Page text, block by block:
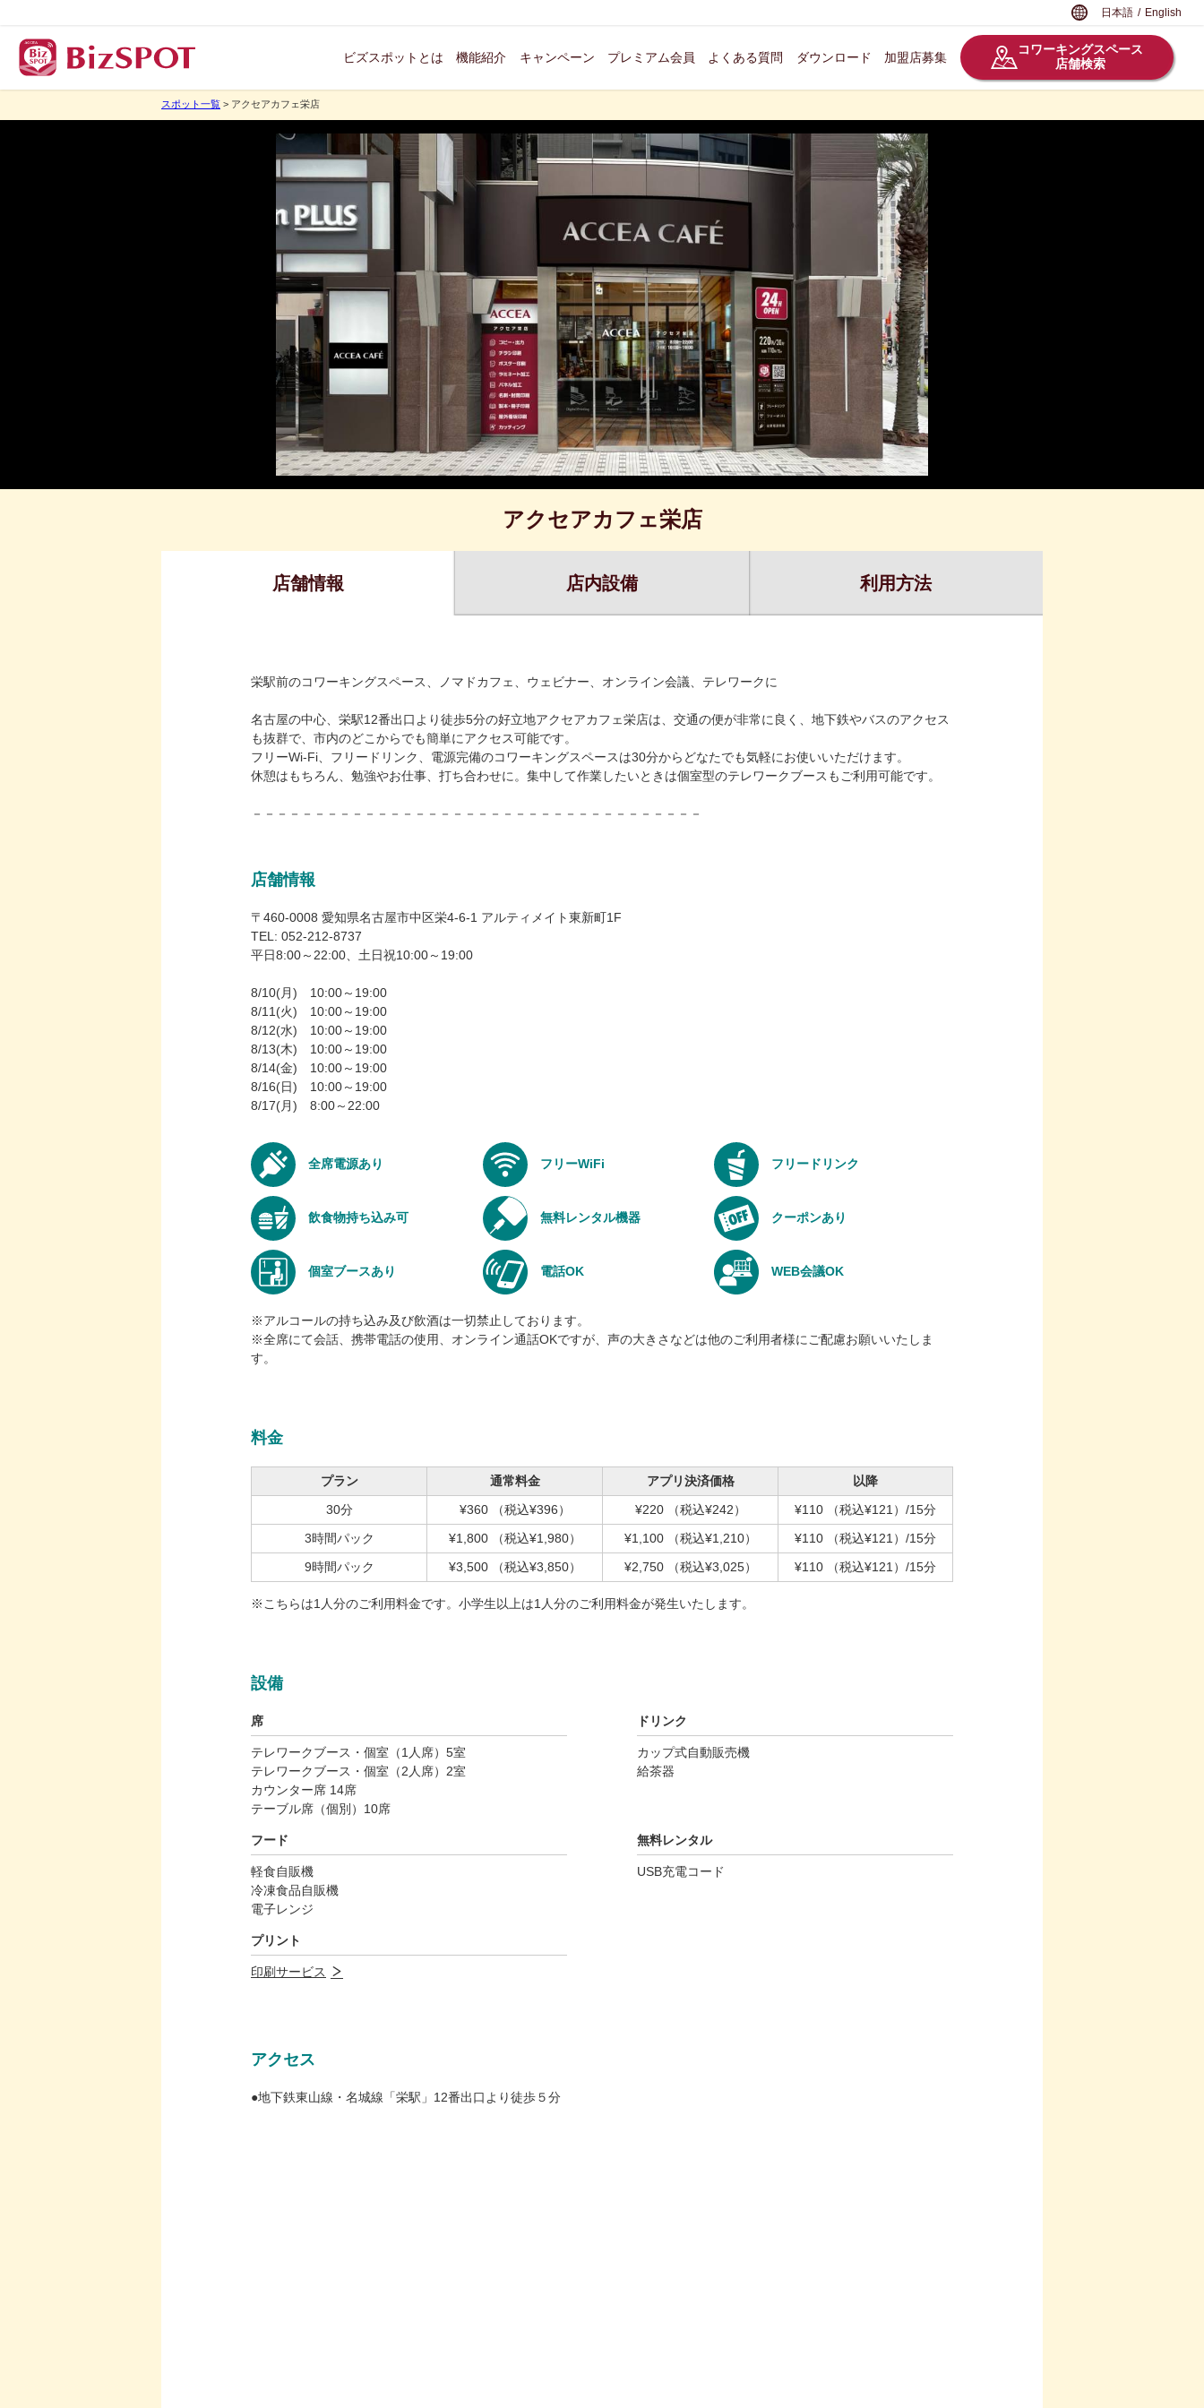
日本語 / English
ビズスポットとは 機能紹介 キャンペーン プレミアム会員 よくある質問 ダウンロード 加盟店募集
コワーキングスペース
店舗検索
スポット一覧 > アクセアカフェ栄店
アクセアカフェ栄店
店舗情報 店内設備 利用方法
栄駅前のコワーキングスペース、ノマドカフェ、ウェビナー、オンライン会議、テレワークに
名古屋の中心、栄駅12番出口より徒歩5分の好立地アクセアカフェ栄店は、交通の便が非常に良く、地下鉄やバスのアクセス
も抜群で、市内のどこからでも簡単にアクセス可能です。
フリーWi-Fi、フリードリンク、電源完備のコワーキングスペースは30分からどなたでも気軽にお使いいただけます。
休憩はもちろん、勉強やお仕事、打ち合わせに。集中して作業したいときは個室型のテレワークブースもご利用可能です。
－－－－－－－－－－－－－－－－－－－－－－－－－－－－－－－－－－－－
店舗情報
〒460-0008 愛知県名古屋市中区栄4-6-1 アルティメイト東新町1F
TEL: 052-212-8737
平日8:00～22:00、土日祝10:00～19:00
8/10(月) 10:00～19:00
8/11(火) 10:00～19:00
8/12(水) 10:00～19:00
8/13(木) 10:00～19:00
8/14(金) 10:00～19:00
8/16(日) 10:00～19:00
8/17(月) 8:00～22:00
全席電源あり フリーWiFi フリードリンク
飲食物持ち込み可 無料レンタル機器 クーポンあり
個室ブースあり 電話OK WEB会議OK
※アルコールの持ち込み及び飲酒は一切禁止しております。
※全席にて会話、携帯電話の使用、オンライン通話OKですが、声の大きさなどは他のご利用者様にご配慮お願いいたしま
す。
料金
プラン 通常料金 アプリ決済価格
以降
30分
¥360 （税込¥396） ¥220 （税込¥242） ¥110 （税込¥121） /15分
3時間パック
¥1,800 （税込¥1,980） ¥1,100 （税込¥1,210） ¥110 （税込¥121） /15分
9時間パック
¥3,500 （税込¥3,850） ¥2,750 （税込¥3,025） ¥110 （税込¥121） /15分
※こちらは1人分のご利用料金です。小学生以上は1人分のご利用料金が発生いたします。
設備
席
テレワークブース・個室（1人席）5室
テレワークブース・個室（2人席）2室
カウンター席 14席
テーブル席（個別）10席
ドリンク
カップ式自動販売機
給茶器
フード
軽食自販機
冷凍食品自販機
電子レンジ
無料レンタル
USB充電コード
プリント
印刷サービス
アクセス
●地下鉄東山線・名城線「栄駅」12番出口より徒歩５分